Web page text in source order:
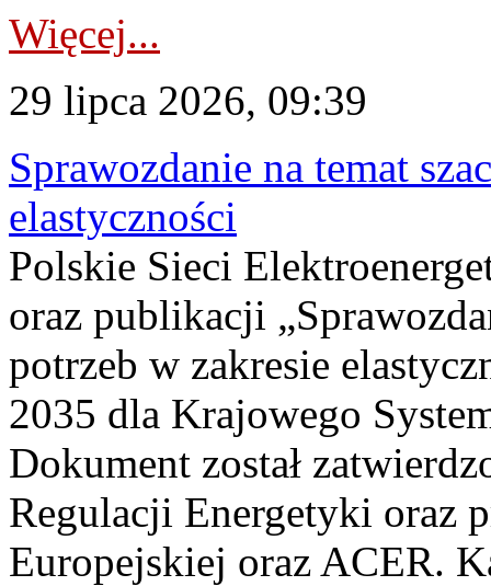
Więcej...
29 lipca 2026, 09:39
Sprawozdanie na temat
elastyczności
Polskie Sieci
oraz publikacji
potrzeb w zakresie
2035 dla Krajowego
Dokument został
Regulacji Energetyki oraz
Europejskiej oraz ACER.